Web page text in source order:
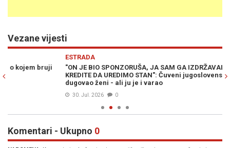
Vezane vijesti
"ON JE BIO SPONZORUŠA, JA SAM GA IZDRŽAVALA. MOJI SU DIGLI
KREDITE DA UREDIMO STAN": Čuveni jugoslovenski pjevač sve je
dugovao ženi - ali ju je i varao
Komentari - Ukupno 0